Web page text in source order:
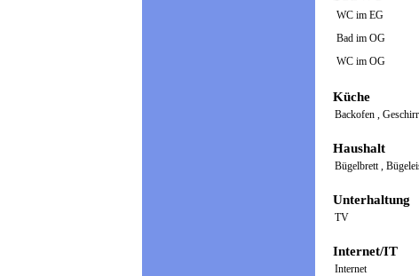
WC im EG
Bad im OG
WC im OG
Küche
Backofen ,
Haushalt
Bügelbrett,
Unterhaltung
TV
Internet/IT
Internet